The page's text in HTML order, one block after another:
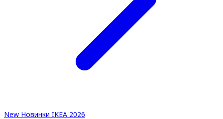
New Новинки IKEA 2026